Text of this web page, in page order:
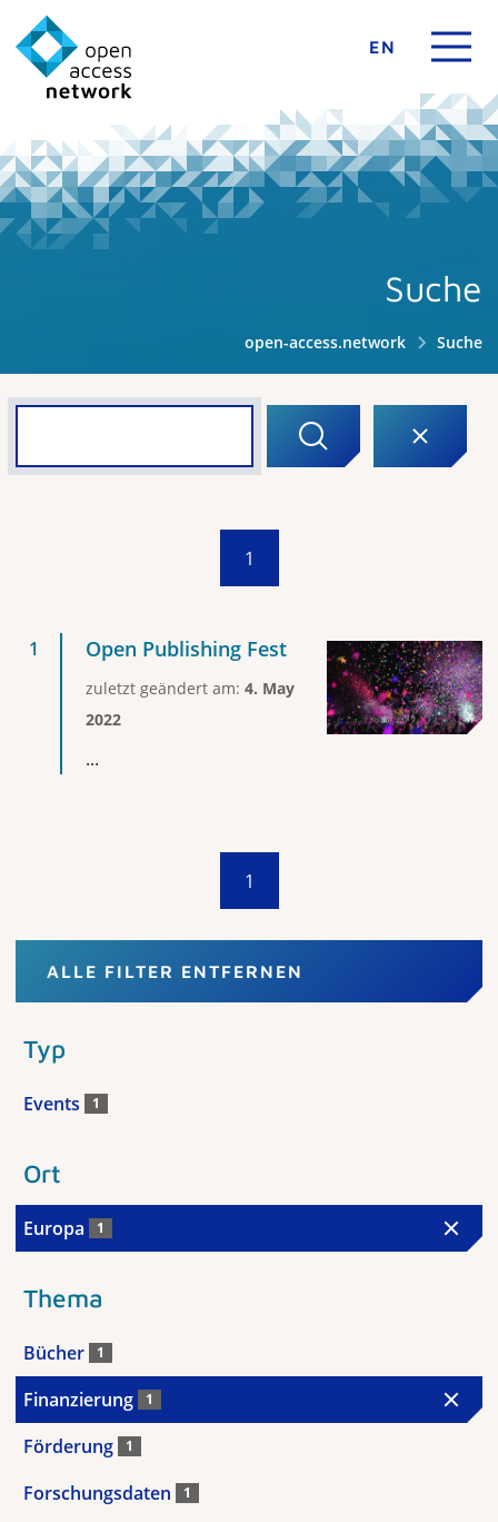
EN
Suche
open-access.network Suche
1
Open Publishing Fest
zuletzt geändert am: 4. May
2022
...
1
ALLE FILTER ENTFERNEN
Typ
Events 1
Ort
Europa 1
Thema
Bücher 1
Finanzierung 1
Förderung 1
Forschungsdaten 1